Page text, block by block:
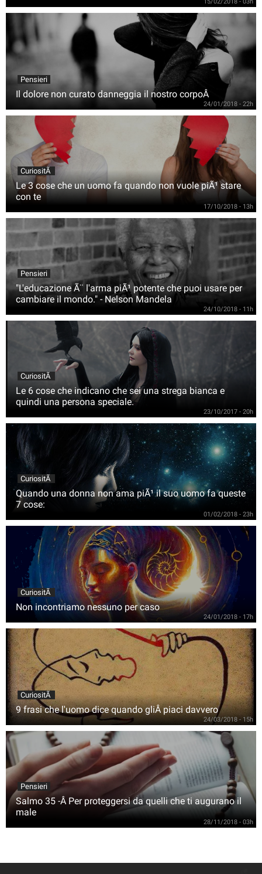
Pensieri
Il dolore non curato danneggia il nostro corpoÂ
24/01/2018 - 22h
CuriositÃ
Le 3 cose che un uomo fa quando non vuole piÃ¹ stare
con te
17/10/2018 - 13h
Pensieri
"L'educazione Ã¨ l'arma piÃ¹ potente che puoi usare per
cambiare il mondo." - Nelson Mandela
24/10/2018 - 11h
CuriositÃ
Le 6 cose che indicano che sei una strega bianca e
quindi una persona speciale.
23/10/2017 - 20h
CuriositÃ
Quando una donna non ama piÃ¹ il suo uomo fa queste
7 cose:
01/02/2018 - 23h
CuriositÃ
Non incontriamo nessuno per caso
24/01/2018 - 17h
CuriositÃ
9 frasi che l'uomo dice quando gliÂ piaci davvero
24/03/2018 - 15h
Pensieri
Salmo 35 -Â Per proteggersi da quelli che ti augurano il
male
28/11/2018 - 03h